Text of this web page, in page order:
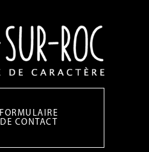
FORMULAIRE
DE CONTACT